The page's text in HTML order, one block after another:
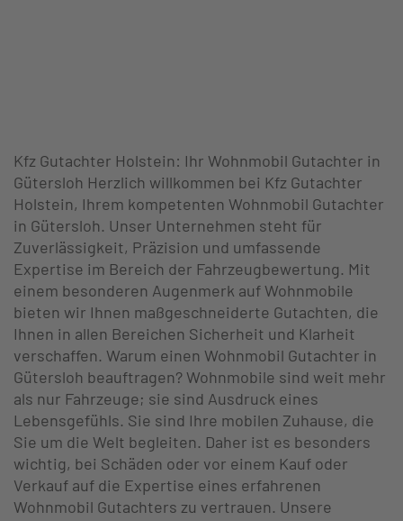
Kfz Gutachter Holstein: Ihr Wohnmobil Gutachter in
Gütersloh Herzlich willkommen bei Kfz Gutachter
Holstein, Ihrem kompetenten Wohnmobil Gutachter
in Gütersloh. Unser Unternehmen steht für
Zuverlässigkeit, Präzision und umfassende
Expertise im Bereich der Fahrzeugbewertung. Mit
einem besonderen Augenmerk auf Wohnmobile
bieten wir Ihnen maßgeschneiderte Gutachten, die
Ihnen in allen Bereichen Sicherheit und Klarheit
verschaffen. Warum einen Wohnmobil Gutachter in
Gütersloh beauftragen? Wohnmobile sind weit mehr
als nur Fahrzeuge; sie sind Ausdruck eines
Lebensgefühls. Sie sind Ihre mobilen Zuhause, die
Sie um die Welt begleiten. Daher ist es besonders
wichtig, bei Schäden oder vor einem Kauf oder
Verkauf auf die Expertise eines erfahrenen
Wohnmobil Gutachters zu vertrauen. Unsere